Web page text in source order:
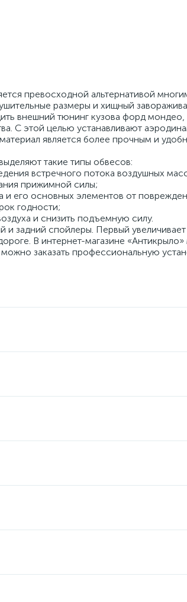
превосходной альтернативой
размеры и хищный
внешний тюнинг кузова форд мондео,
С этой целью устанавливают
является более прочным и
такие типы обвесов:
встречного потока воздушных
прижимной силы;
его основных элементов от
годности;
и снизить подъемную силу.
и задний спойлеры. Первый
В интернет-магазине
заказать профессиональную